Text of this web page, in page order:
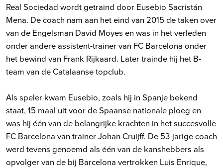
Real Sociedad wordt getraind door Eusebio Sacristán
Mena. De coach nam aan het eind van 2015 de taken over
van de Engelsman David Moyes en was in het verleden
onder andere assistent-trainer van FC Barcelona onder
het bewind van Frank Rijkaard. Later trainde hij het B-
team van de Catalaanse topclub.
Als speler kwam Eusebio, zoals hij in Spanje bekend
staat, 15 maal uit voor de Spaanse nationale ploeg en
was hij één van de belangrijke krachten in het succesvolle
FC Barcelona van trainer Johan Cruijff. De 53-jarige coach
werd tevens genoemd als één van de kanshebbers als
opvolger van de bij Barcelona vertrokken Luis Enrique,